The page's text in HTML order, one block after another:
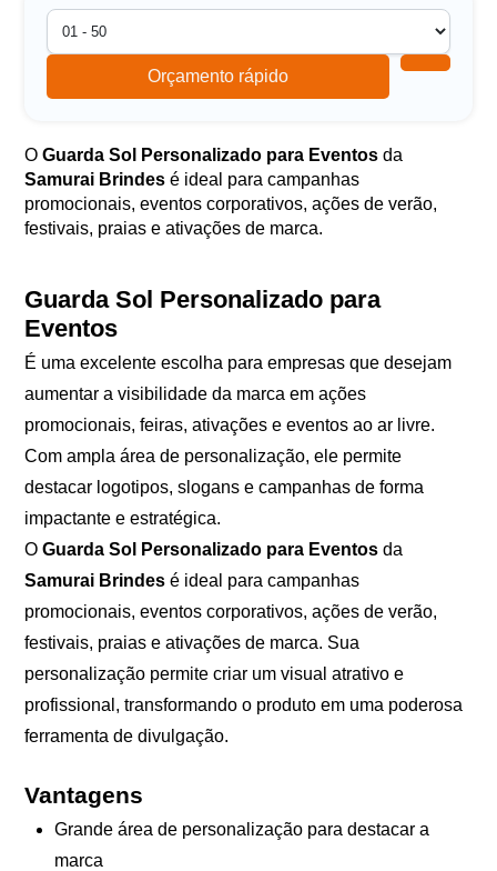
Orçamento rápido
OGuarda Sol Personalizado para Eventos da
Samurai Brindes é ideal para campanhas
promocionais, eventos corporativos, ações de verão,
festivais, praias e ativações de marca.
Guarda Sol Personalizado para
Eventos
É uma excelente escolha para empresas que desejam
aumentar a visibilidade da marca em ações
promocionais, feiras, ativações e eventos ao ar livre.
Com ampla área de personalização, ele permite
destacar logotipos, slogans e campanhas de forma
impactante e estratégica.
OGuarda Sol Personalizado para Eventos da
Samurai Brindes é ideal para campanhas
promocionais, eventos corporativos, ações de verão,
festivais, praias e ativações de marca. Sua
personalização permite criar um visual atrativo e
profissional, transformando o produto em uma poderosa
ferramenta de divulgação.
Vantagens
Grande área de personalização para destacar a
marca